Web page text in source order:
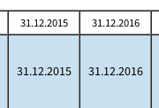
31.12.2015 31.12.2016
31.12.2015 31.12.2016